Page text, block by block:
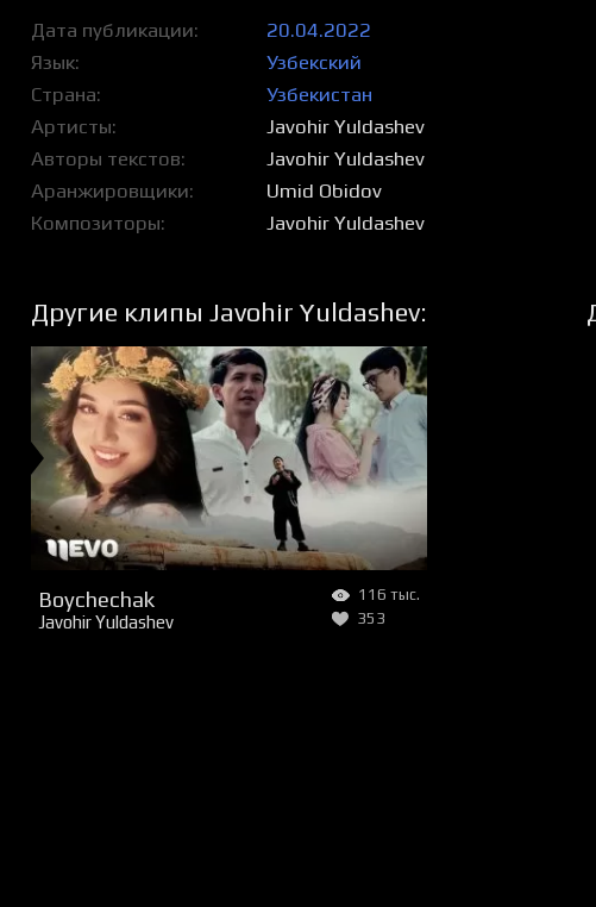
Дата публикации
20.04.2022
Язык
Узбекский
Страна
Узбекистан
Артисты
Javohir Yuldashev
Авторы текстов
Javohir Yuldashev
Аранжировщики
Umid Obidov
Композиторы
Javohir Yuldashev
Другие клипы Javohir Yuldashev:
116 тыс.
353
Boychechak
Javohir Yuldashev